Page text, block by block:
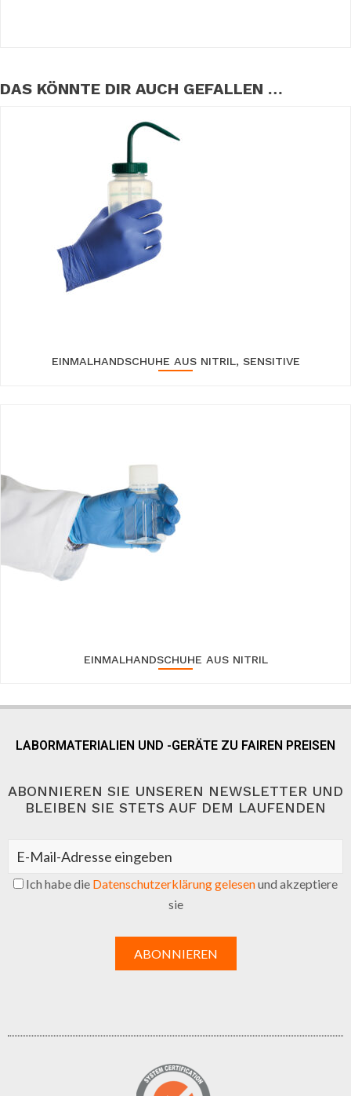
DAS KÖNNTE DIR AUCH GEFALLEN …
EINMALHANDSCHUHE AUS NITRIL, SENSITIVE
EINMALHANDSCHUHE AUS NITRIL
LABORMATERIALIEN UND -GERÄTE ZU FAIREN PREISEN
ABONNIEREN SIE UNSEREN NEWSLETTER UND
BLEIBEN SIE STETS AUF DEM LAUFENDEN
Ich habe die Datenschutzerklärung gelesenund akzeptiere
sie